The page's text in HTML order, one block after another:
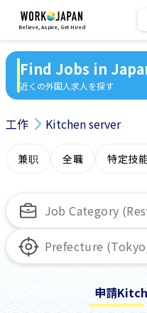
Believe, Aspire, Get Hired
Find Jobs in
近くの外国人求人を探す
工作 Kitchen server
兼职 全職 特定技
申請